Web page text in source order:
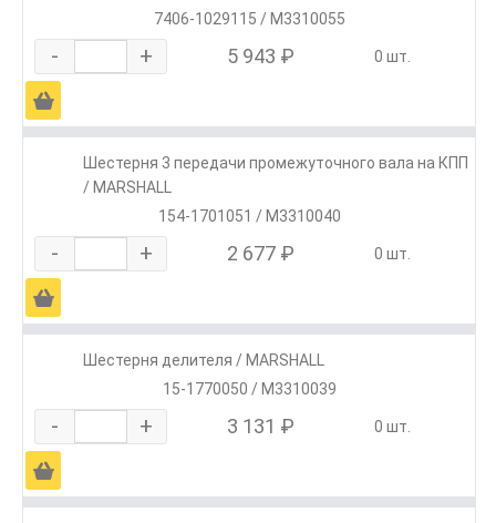
7406-1029115 / M3310055
- + 5 943 ₽ 0 шт.
Ä
Шестерня 3 передачи промежуточного вала на КПП
/ MARSHALL
154-1701051 / M3310040
- + 2 677 ₽ 0 шт.
Ä
Шестерня делителя / MARSHALL
15-1770050 / M3310039
- + 3 131 ₽ 0 шт.
Ä